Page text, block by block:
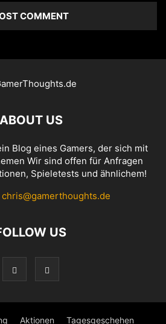
ABOUT US
Blog eines Gamers, der sich mit
Wir sind offen für Anfragen
Spieletests und ähnlichem!
chris@gamerthoughts.de
US
Aktionen Tagesgeschehen